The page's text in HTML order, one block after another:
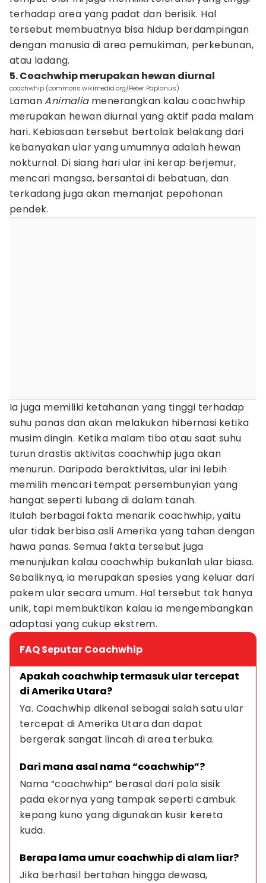
terhadap area yang padat dan berisik. Hal
tersebut membuatnya bisa hidup berdampingan
dengan manusia di area pemukiman, perkebunan,
atau ladang.
5. Coachwhip merupakan hewan diurnal
coachwhip (commons.wikimedia.org/Peter Paplanus)
LamanAnimalia menerangkan kalau coachwhip
merupakan hewan diurnal yang aktif pada malam
hari. Kebiasaan tersebut bertolak belakang dari
kebanyakan ular yang umumnya adalah hewan
nokturnal. Di siang hari ular ini kerap berjemur,
mencari mangsa, bersantai di bebatuan, dan
terkadang juga akan memanjat pepohonan
pendek.
Ia juga memiliki ketahanan yang tinggi terhadap
suhu panas dan akan melakukan hibernasi ketika
musim dingin. Ketika malam tiba atau saat suhu
turun drastis aktivitas coachwhip juga akan
menurun. Daripada beraktivitas, ular ini lebih
memilih mencari tempat persembunyian yang
hangat seperti lubang di dalam tanah.
Itulah berbagai fakta menarik coachwhip, yaitu
ular tidak berbisa asli Amerika yang tahan dengan
hawa panas. Semua fakta tersebut juga
menunjukan kalau coachwhip bukanlah ular biasa.
Sebaliknya, ia merupakan spesies yang keluar dari
pakem ular secara umum. Hal tersebut tak hanya
unik, tapi membuktikan kalau ia mengembangkan
adaptasi yang cukup ekstrem.
FAQ Seputar Coachwhip
Apakah coachwhip termasuk ular tercepat
di Amerika Utara?
Ya. Coachwhip dikenal sebagai salah satu ular
tercepat di Amerika Utara dan dapat
bergerak sangat lincah di area terbuka.
Dari mana asal nama “coachwhip”?
Nama “coachwhip” berasal dari pola sisik
pada ekornya yang tampak seperti cambuk
kepang kuno yang digunakan kusir kereta
kuda.
Berapa lama umur coachwhip di alam liar?
Jika berhasil bertahan hingga dewasa,